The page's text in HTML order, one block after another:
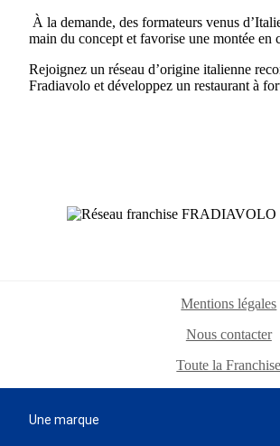
À la demande, des formateurs venus
main du concept et favorise une montée en
Rejoignez un réseau d’origine italienne
Fradiavolo et développez un restaurant à
Mentions légales
Nous contacter
Toute la Franchise
Une marque